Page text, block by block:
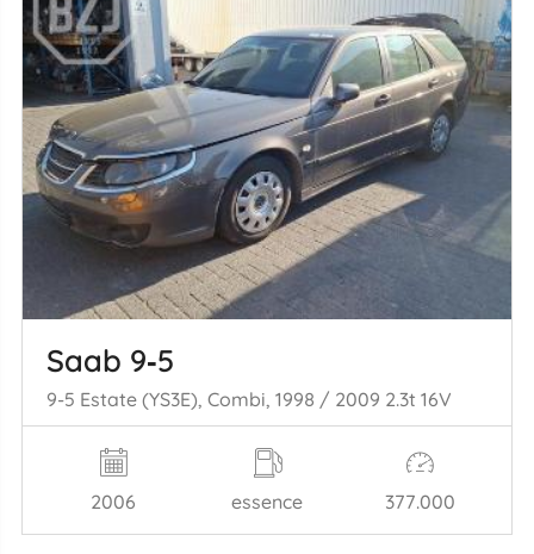
Saab 9‑5
9-5 Estate (YS3E), Combi, 1998 / 2009 2.3t 16V
2006 essence 377.000